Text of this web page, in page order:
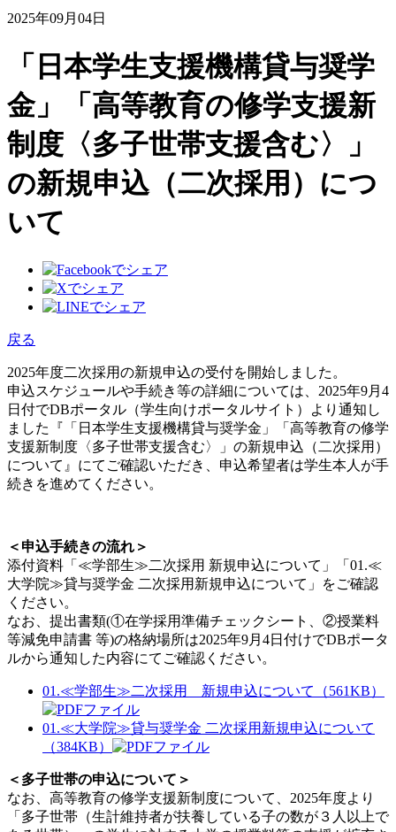
2025年09月04日
「日本学生支援機構貸与奨学
金」「高等教育の修学支援新
制度〈多子世帯支援含む〉」
の新規申込（二次採用）につ
いて
戻る
2025年度二次採用の新規申込の受付を開始しました。
申込スケジュールや手続き等の詳細については、2025年9月4
日付でDBポータル（学生向けポータルサイト）より通知し
ました『「日本学生支援機構貸与奨学金」「高等教育の修学
支援新制度〈多子世帯支援含む〉」の新規申込（二次採用）
について』にてご確認いただき、申込希望者は学生本人が手
続きを進めてください。
＜申込手続きの流れ＞
添付資料「≪学部生≫二次採用 新規申込について」「01.≪
大学院≫貸与奨学金 二次採用新規申込について」をご確認
ください。
なお、提出書類(①在学採用準備チェックシート、②授業料
等減免申請書 等)の格納場所は2025年9月4日付けでDBポータ
ルから通知した内容にてご確認ください。
01.≪学部生≫二次採用 新規申込について（561KB）
01.≪大学院≫貸与奨学金 二次採用新規申込について
（384KB）
＜多子世帯の申込について＞
なお、高等教育の修学支援新制度について、2025年度より
「多子世帯（生計維持者が扶養している子の数が３人以上で